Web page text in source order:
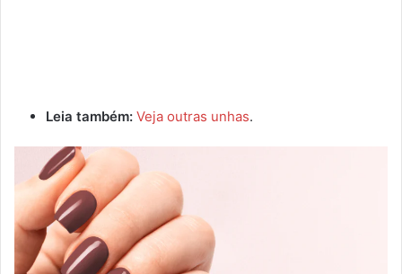
Leia também: Veja outras unhas.